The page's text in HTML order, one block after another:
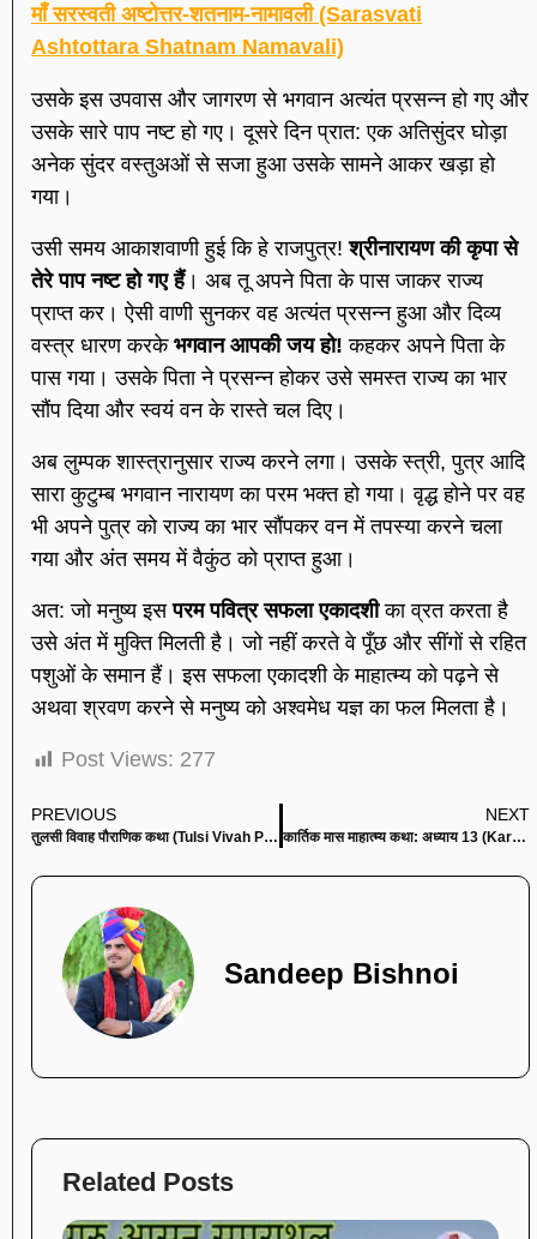
माँ सरस्वती अष्टोत्तर-शतनाम-नामावली (Sarasvati
Ashtottara Shatnam Namavali)
उसके इस उपवास और जागरण से भगवान अत्यंत प्रसन्न हो गए और
उसके सारे पाप नष्ट हो गए। दूसरे दिन प्रात: एक ‍अतिसुंदर घोड़ा
अनेक सुंदर वस्तुअओं से सजा हुआ उसके सामने आकर खड़ा हो
गया।
उसी समय आकाशवाणी हुई कि हे राजपुत्र!श्रीनारायण की कृपा से
तेरे पाप नष्ट हो गएहैं। अब तू अपने पिता के पास जाकर राज्य
प्राप्त कर। ऐसी वाणी सुनकर वह अत्यंत प्रसन्न हुआ और दिव्य
वस्त्र धारण करके भगवान आपकी जय हो! कहकर अपने पिता के
पास गया। उसके पिता ने प्रसन्न होकर उसे समस्त राज्य का भार
सौंप दिया और स्वयं वन के रास्ते चल दिए।
अब लुम्पक शास्त्रानुसार राज्य करने लगा। उसके स्त्री, पुत्र आदि
सारा कुटुम्ब भगवान नारायण का परम भक्त हो गया। वृद्ध होने पर वह
भी अपने पुत्र को राज्य का भार सौंपकर वन में तपस्या करने चला
गया और अंत समय में वैकुंठ को प्राप्त हुआ।
अत: जो मनुष्य इसपरम पवित्र सफला एकादशीका व्रत करता है
उसे अंत में मुक्ति मिलती है। जो नहीं करते वे पूँछ और सींगों से रहित
पशुओं के समान हैं। इस सफला एकादशी के माहात्म्य को पढ़ने से
अथवा श्रवण करने से मनुष्य को अश्वमेध यज्ञ का फल मिलता है।
Post Views: 277
PREVIOUS
तुलसी विवाह पौराणिक कथा (Tulsi Vivah Pauranik Katha)
NEXT
कार्तिक मास माहात्म्य कथा: अध्याय 13 (Kartik Mas Mahatmya Katha: Adhyaya 13)
Sandeep Bishnoi
Related Posts